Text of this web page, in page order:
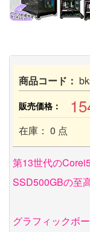
商品コード：
販売価格：
在庫： 0 点
第13世代の
SSD500GBの至
グラフィックボ